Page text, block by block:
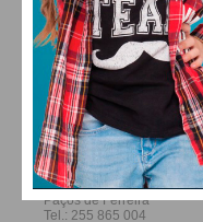
FARMACIAS
FERREIRA